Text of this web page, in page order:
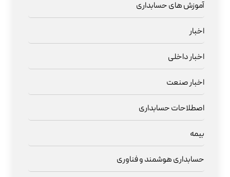
آموزش های حسابداری
اخبار
اخبار داخلی
اخبار صنعت
اصطلاحات حسابداری
بیمه
حسابداری هوشمند و فناوری